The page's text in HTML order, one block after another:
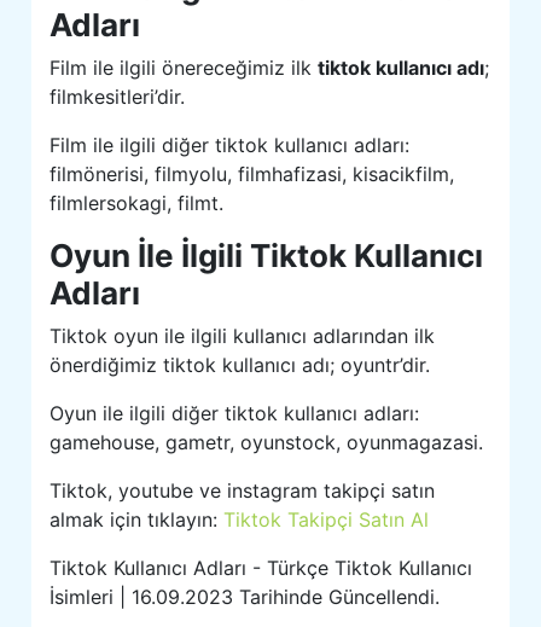
Adları
Film ile ilgili önereceğimiz ilktiktok kullanıcı adı;
filmkesitleri’dir.
Film ile ilgili diğer tiktok kullanıcı adları:
filmönerisi, filmyolu, filmhafizasi, kisacikfilm,
filmlersokagi, filmt.
Oyun İle İlgili Tiktok Kullanıcı
Adları
Tiktok oyun ile ilgili kullanıcı adlarından ilk
önerdiğimiz tiktok kullanıcı adı; oyuntr’dir.
Oyun ile ilgili diğer tiktok kullanıcı adları:
gamehouse, gametr, oyunstock, oyunmagazasi.
Tiktok, youtube ve instagram takipçi satın
almak için tıklayın:Tiktok Takipçi Satın Al
Tiktok Kullanıcı Adları - Türkçe Tiktok Kullanıcı
İsimleri | 16.09.2023 Tarihinde Güncellendi.